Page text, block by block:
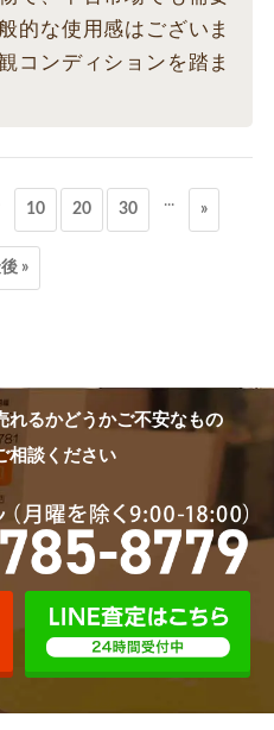
的な使用感はございま
コンディションを踏ま
10 20 30 ... »
»
れるかどうかご不安なもの
相談ください